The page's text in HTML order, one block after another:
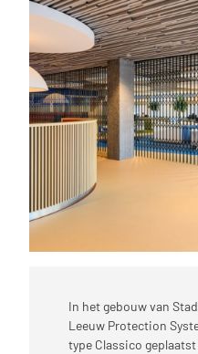
In het gebouw van
Leeuw Protection
type Classico